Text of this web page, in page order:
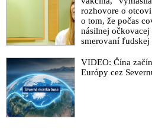
VIDEO: Davos a sprisahanie na
v skutočne deje na pozadí globálnej
Šírenie koronavírusu a nepokojov v
napísal arcibiskup Viganò v liste
Síly světla a temnoty se střetly:
Americe zbraní sil NWO. Deep
State
klimatické javy,
zmeny na Zemi sú
cyklu a širšej
transformácie
rozhovore o
o tom, že počas
násilnej očkovacej
smerovaní ľudskej
duchovného
Ďurinda začal
VIDEO: Čína
Európy cez